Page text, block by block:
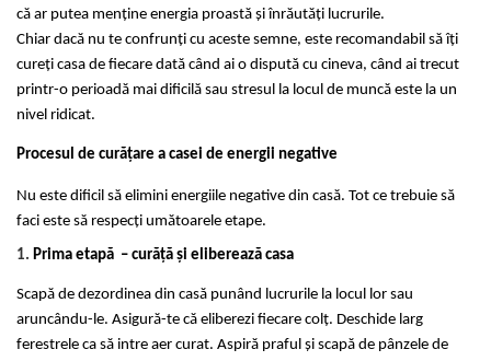
că ar putea menține energia proastă și înrăutăți lucrurile.
Chiar dacă nu te confrunți cu aceste semne, este recomandabil să îți
cureți casa de fiecare dată când ai o dispută cu cineva, când ai trecut
printr-o perioadă mai dificilă sau stresul la locul de muncă este la un
nivel ridicat.
Procesul de curățare a casei de energii negative
Nu este dificil să elimini energiile negative din casă. Tot ce trebuie să
faci este să respecți umătoarele etape.
1. Prima etapă – curăță și eliberează casa
Scapă de dezordinea din casă punând lucrurile la locul lor sau
aruncându-le. Asigură-te că eliberezi fiecare colț. Deschide larg
ferestrele ca să intre aer curat. Aspiră praful și scapă de pânzele de